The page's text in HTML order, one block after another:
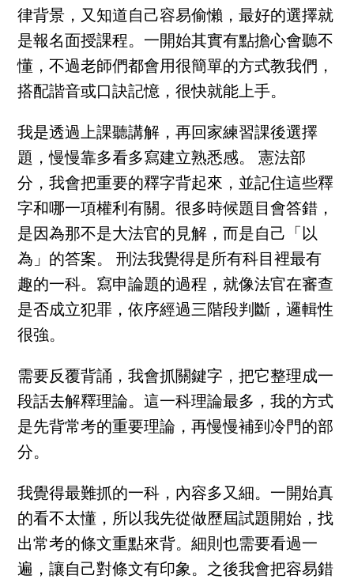
律背景，又知道自己容易偷懶，最好的選擇就
是報名面授課程。一開始其實有點擔心會聽不
懂，不過老師們都會用很簡單的方式教我們，
搭配諧音或口訣記憶，很快就能上手。
我是透過上課聽講解，再回家練習課後選擇
題，慢慢靠多看多寫建立熟悉感。 憲法部
分，我會把重要的釋字背起來，並記住這些釋
字和哪一項權利有關。很多時候題目會答錯，
是因為那不是大法官的見解，而是自己「以
為」的答案。 刑法我覺得是所有科目裡最有
趣的一科。寫申論題的過程，就像法官在審查
是否成立犯罪，依序經過三階段判斷，邏輯性
很強。
需要反覆背誦，我會抓關鍵字，把它整理成一
段話去解釋理論。這一科理論最多，我的方式
是先背常考的重要理論，再慢慢補到冷門的部
分。
我覺得最難抓的一科，內容多又細。一開始真
的看不太懂，所以我先從做歷屆試題開始，找
出常考的條文重點來背。細則也需要看過一
遍，讓自己對條文有印象。之後我會把容易錯